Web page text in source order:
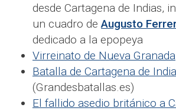
desde Cartagena de Indias,
un cuadro deAugusto
dedicado a la epopeya
Virreinato de Nueva Granada
Batalla de Cartagena de
(Grandesbatallas.es)
El fallido asedio británico a